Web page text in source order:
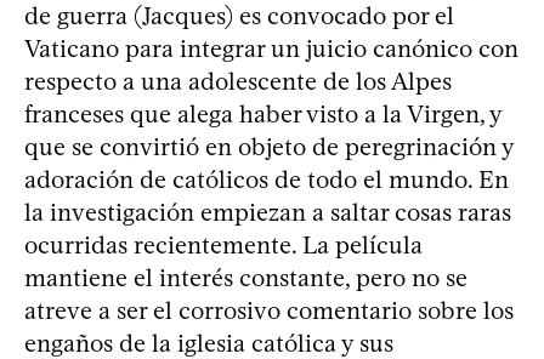
de guerra (Jacques) es convocado por el
Vaticano para integrar un juicio canónico con
respecto a una adolescente de los Alpes
franceses que alega haber visto a la Virgen, y
que se convirtió en objeto de peregrinación y
adoración de católicos de todo el mundo. En
la investigación empiezan a saltar cosas raras
ocurridas recientemente. La película
mantiene el interés constante, pero no se
atreve a ser el corrosivo comentario sobre los
engaños de la iglesia católica y sus